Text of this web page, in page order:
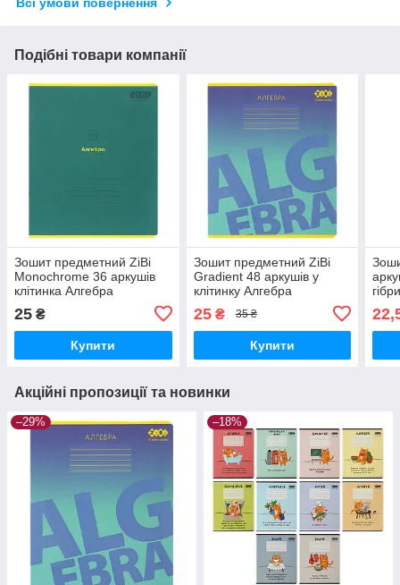
Всі умови повернення
Подібні товари компанії
Зошит предметний ZiBi
Monochrome 36 аркушів
клітинка Алгебра
25 ₴
Купити
Зошит предметний ZiBi
Gradient 48 аркушів у
клітинку Алгебра
25₴ 35 ₴
Купити
Акційні пропозиції та новинки
–29% –18%